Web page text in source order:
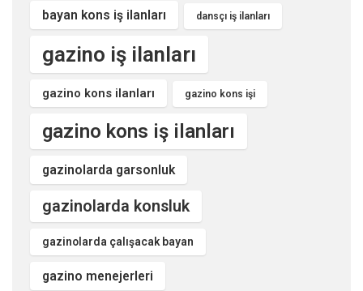
bayan kons iş ilanları dansçı iş ilanları
gazino iş ilanları
gazino kons ilanları gazino kons işi
gazino kons iş ilanları
gazinolarda garsonluk
gazinolarda konsluk
gazinolarda çalışacak bayan
gazino menejerleri